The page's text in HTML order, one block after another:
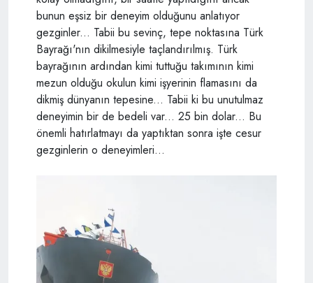
bunun eşsiz bir deneyim olduğunu anlatıyor
gezginler... Tabii bu sevinç, tepe noktasına Türk
Bayrağı'nın dikilmesiyle taçlandırılmış. Türk
bayrağının ardından kimi tuttuğu takımının kimi
mezun olduğu okulun kimi işyerinin flamasını da
dikmiş dünyanın tepesine... Tabii ki bu unutulmaz
deneyimin bir de bedeli var... 25 bin dolar... Bu
önemli hatırlatmayı da yaptıktan sonra işte cesur
gezginlerin o deneyimleri...